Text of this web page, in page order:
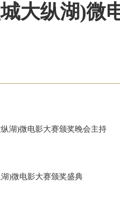
大纵湖)微
湖)微电影大赛颁奖晚会主持
)微电影大赛颁奖盛典